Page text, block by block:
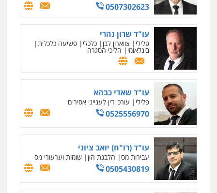
0507302623
עו"ד שרון נהרי
פלילי צווארון לבן כלכלי פשיעה כלכלית
בינלאומי הליכי הסגרה
עו"ד שאדי כבהא
פלילי עורכי דין לענייני אסירים
0525556970
עו"ד (רו"ח) יואב ציוני
עבירות מס הלבנת הון שומות וערעורי מס
0505430819